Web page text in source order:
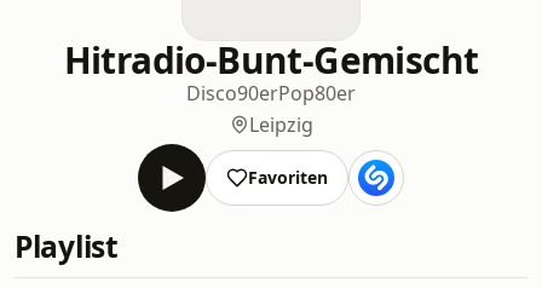
Hitradio-Bunt-Gemischt
Disco90erPop80er
Leipzig
Favoriten
Playlist